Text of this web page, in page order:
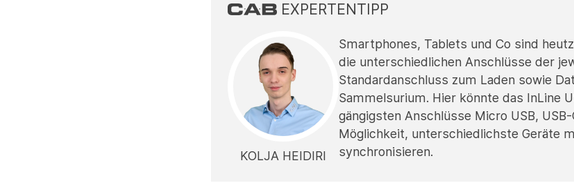
EXPERTENTIPP
KOLJA HEIDIRI
Smartphones, Tablets und Co sind
die unterschiedlichen Anschlüsse der
Standardanschluss zum Laden sowie
Sammelsurium. Hier könnte das InLine
gängigsten Anschlüsse Micro USB,
Möglichkeit, unterschiedlichste Geräte
synchronisieren.